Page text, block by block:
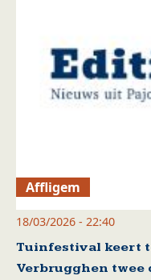
Affligem
18/03/2026 - 22:40
Tuinfestival keert
Verbrugghen twee